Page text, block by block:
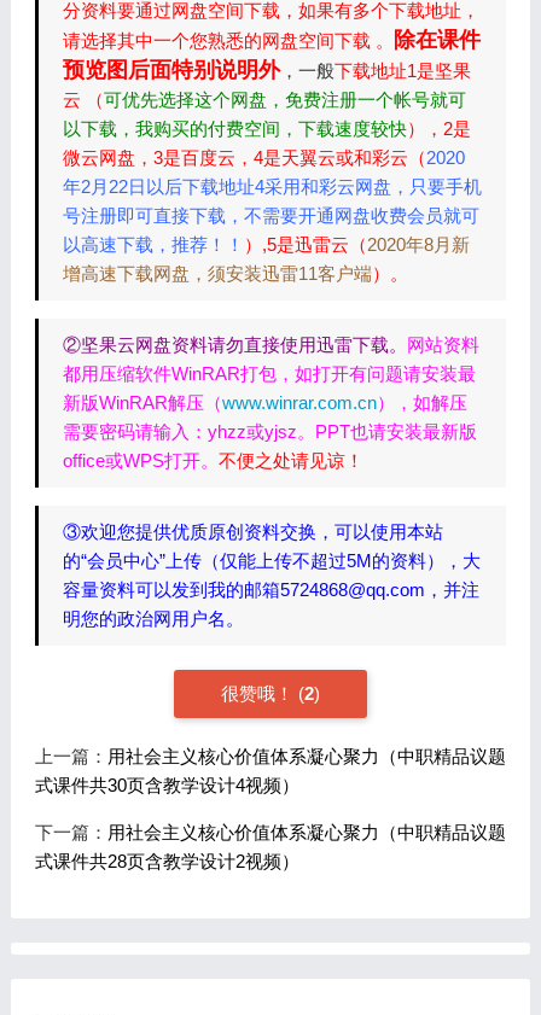
分资料要通过网盘空间下载，如果有多个下载地址，
请选择其中一个您熟悉的网盘空间下载 。
除在课件
预览图后面特别说明外，一般下载地址1是坚果
云 （可优先选择这个网盘，免费注册一个帐号就可
以下载，我购买的付费空间，下载速度较快），2是
微云网盘，3是百度云，4是天翼云或和彩云（2020
年2月22日以后下载地址4采用和彩云网盘，只要手机
号注册即可直接下载，不需要开通网盘收费会员就可
以高速下载，推荐！！ ）,5是迅雷云（2020年8月新
增高速下载网盘，须安装迅雷11客户端）。
②坚果云网盘资料请勿直接使用迅雷下载。 网站资料
都用压缩软件WinRAR打包，如打开有问题请安装最
新版WinRAR解压（www.winrar.com.cn），如解压
需要密码请输入：yhzz或yjsz。PPT也请安装最新版
office或WPS打开。 不便之处请见谅！
③欢迎您提供优质原创资料交换，可以使用本站
的“会员中心”上传（仅能上传不超过5M的资料），大
容量资料可以发到我的邮箱5724868@qq.com，并注
明您的政治网用户名。
很赞哦！ (2)
上一篇： 用社会主义核心价值体系凝心聚力（中职精品议题
式课件共30页含教学设计4视频）
下一篇： 用社会主义核心价值体系凝心聚力（中职精品议题
式课件共28页含教学设计2视频）